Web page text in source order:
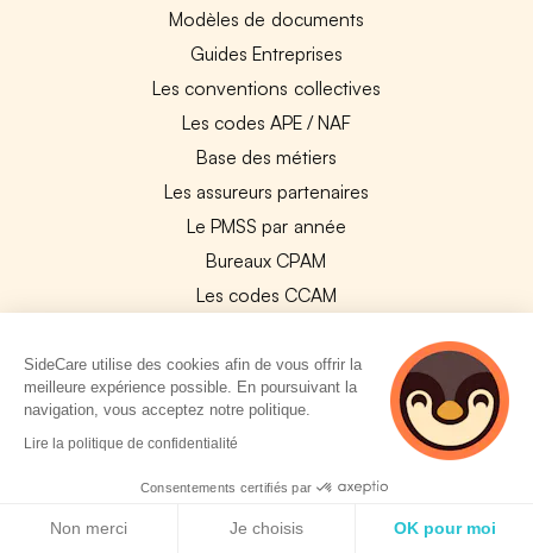
Modèles de documents
Guides Entreprises
Les conventions collectives
Les codes APE / NAF
Base des métiers
Les assureurs partenaires
Le PMSS par année
Bureaux CPAM
Les codes CCAM
Tops assurances par secteur
Réseaux de soins
Boîte à outils santé
Les garanties des assurances entreprises
PARTENAIRES
SideCare utilise des cookies afin de vous offrir la
meilleure expérience possible. En poursuivant la
navigation, vous acceptez notre politique.
Lire la politique de confidentialité
Consentements certifiés par
Non merci Je choisis OK pour moi
2 personnes
consultent
actuellement cette